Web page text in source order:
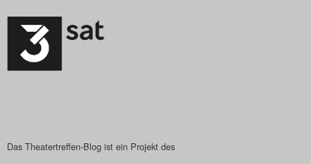
Das Theatertreffen-Blog
Das Theatertreffen-Blog
Impressum
Das Theatertreffen-Blog ist ein Projekt des